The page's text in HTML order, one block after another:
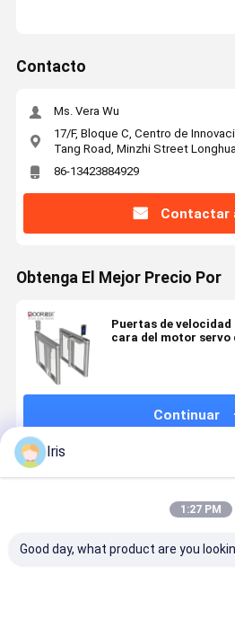
Contacto
Ms. Vera Wu
17/F, Bloque C, Centro de
Tang Road, Minzhi Street
86-13423884929
Contactar
Obtenga El Mejor Precio Por
Puertas de
cara del motor servo
Continuar
Productos Recomendados
Iris
1:27 PM
Good day, what product are you